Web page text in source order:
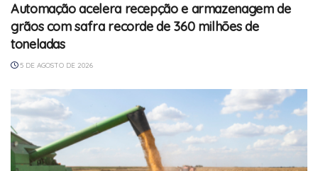
Automação acelera recepção e armazenagem de
grãos com safra recorde de 360 milhões de
toneladas
5 DE AGOSTO DE 2026